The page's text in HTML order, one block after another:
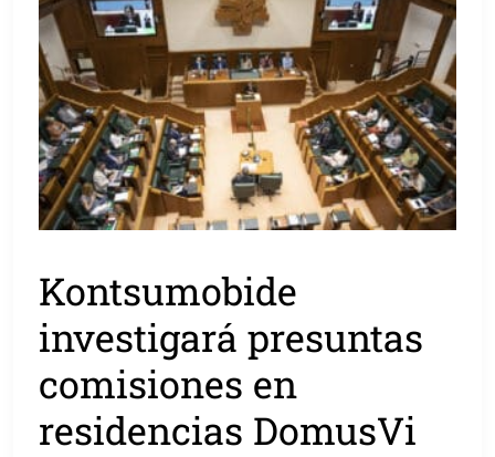
Kontsumobide
investigará presuntas
comisiones en
residencias DomusVi